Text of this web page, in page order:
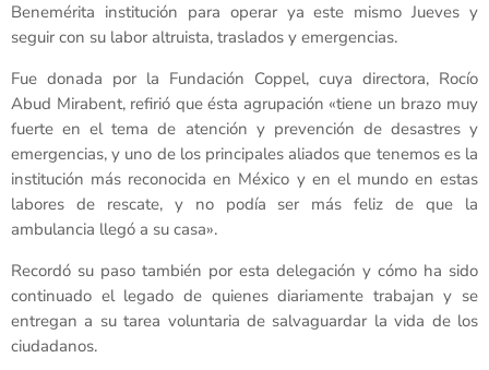
Benemérita institución para operar ya este mismo Jueves y
seguir con su labor altruista, traslados y emergencias.
Fue donada por la Fundación Coppel, cuya directora, Rocío
Abud Mirabent, refirió que ésta agrupación «tiene un brazo muy
fuerte en el tema de atención y prevención de desastres y
emergencias, y uno de los principales aliados que tenemos es la
institución más reconocida en México y en el mundo en estas
labores de rescate, y no podía ser más feliz de que la
ambulancia llegó a su casa».
Recordó su paso también por esta delegación y cómo ha sido
continuado el legado de quienes diariamente trabajan y se
entregan a su tarea voluntaria de salvaguardar la vida de los
ciudadanos.